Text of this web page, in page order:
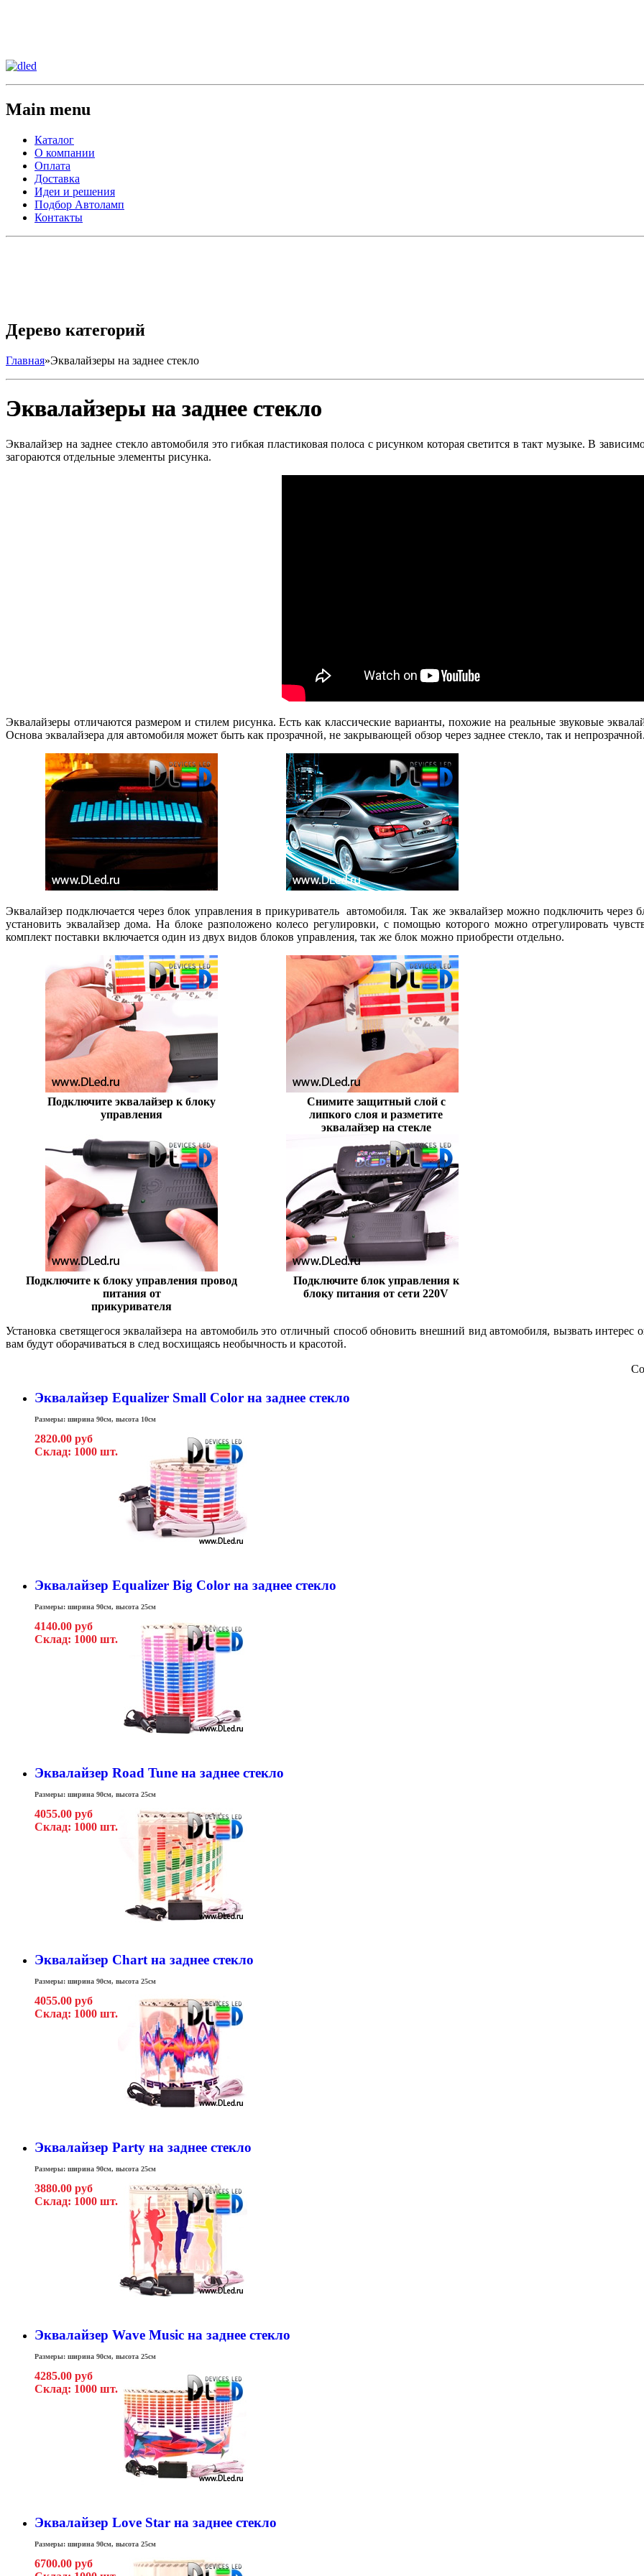
Main menu
Каталог
О компании
Оплата
Доставка
Идеи и решения
Подбор Автоламп
Контакты
Дерево категорий
Главная»Эквалайзеры на заднее стекло
Эквалайзеры на заднее стекло
Эквалайзер на заднее стекло автомобиля это гибкая пластиковая полоса с рисунком которая светится в такт музыке. В
загораются отдельные элементы рисунка.
Эквалайзеры отличаются размером и стилем рисунка. Есть как классические варианты, похожие на реальные звуковые
Основа эквалайзера для автомобиля может быть как прозрачной, не закрывающей обзор через заднее стекло, так и непрозрачной.
Эквалайзер подключается через блок управления в прикуриватель автомобиля. Так же эквалайзер можно подключить
установить эквалайзер дома. На блоке разположено колесо регулировки, с помощью которого можно отрегулировать
комплект поставки включается один из двух видов блоков управления, так же блок можно приобрести отдельно.
Подключите эквалайзер к блоку
управления
Снимите защитный слой с
липкого слоя и разметите
эквалайзер на стекле
Подключите к блоку управления провод
питания от
прикуривателя
Подключите блок управления к
блоку питания от сети 220V
Установка светящегося эквалайзера на автомобиль это отличный способ обновить внешний вид автомобиля, вызвать
вам будут оборачиваться в след восхищаясь необычность и красотой.
Эквалайзер Equalizer Small Color на заднее стекло
Размеры: ширина 90см, высота 10см
2820.00 руб
Склад: 1000 шт.
Эквалайзер Equalizer Big Color на заднее стекло
Размеры: ширина 90см, высота 25см
4140.00 руб
Склад: 1000 шт.
Эквалайзер Road Tune на заднее стекло
Размеры: ширина 90см, высота 25см
4055.00 руб
Склад: 1000 шт.
Эквалайзер Chart на заднее стекло
Размеры: ширина 90см, высота 25см
4055.00 руб
Склад: 1000 шт.
Эквалайзер Party на заднее стекло
Размеры: ширина 90см, высота 25см
3880.00 руб
Склад: 1000 шт.
Эквалайзер Wave Music на заднее стекло
Размеры: ширина 90см, высота 25см
4285.00 руб
Склад: 1000 шт.
Эквалайзер Love Star на заднее стекло
Размеры: ширина 90см, высота 25см
6700.00 руб